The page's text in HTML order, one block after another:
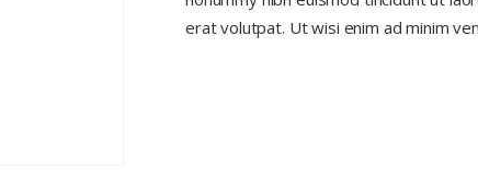
erat volutpat. Ut wisi enim ad minim